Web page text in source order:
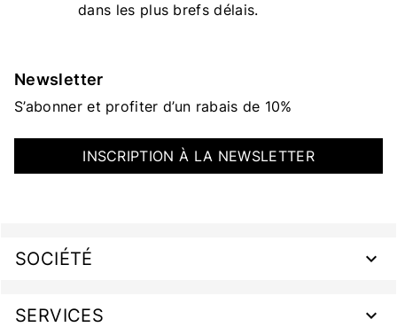
dans les plus brefs délais.
Newsletter
S’abonner et profiter d’un rabais de 10%
INSCRIPTION À LA NEWSLETTER
SOCIÉTÉ
SERVICES